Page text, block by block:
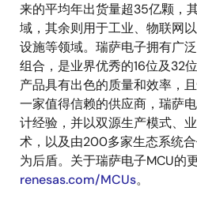
来的平均年出货量超35亿颗，
域，其余则用于工业、物联网
设施等领域。瑞萨电子拥有广
组合，是业界优秀的16位及32
产品具有出色的质量和效率，
一家值得信赖的供应商，瑞萨
计经验，并以双源生产模式、
术，以及由200多家生态系统
为后盾。关于瑞萨电子MCU的
renesas.com/MCUs。